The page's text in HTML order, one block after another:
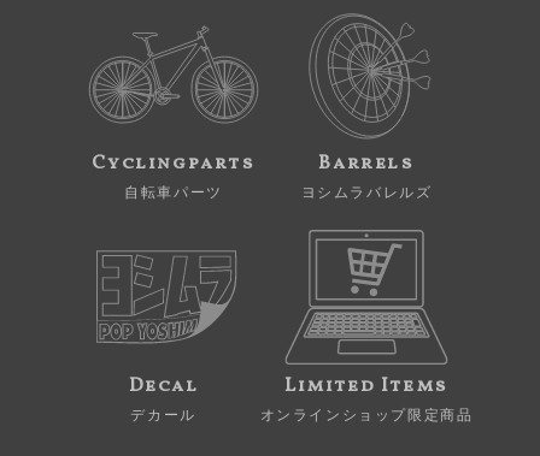
Cyclingparts
自転車パーツ
Barrels
ヨシムラバレルズ
Decal
デカール
Limited Items
オンラインショップ限定商品